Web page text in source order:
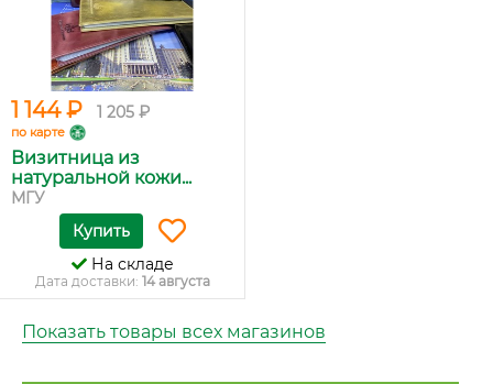
1 144 ₽ 1 205 ₽
по карте
Визитница из
натуральной кожи...
МГУ
Купить
На складе
Дата доставки: 14 августа
Показать товары всех магазинов